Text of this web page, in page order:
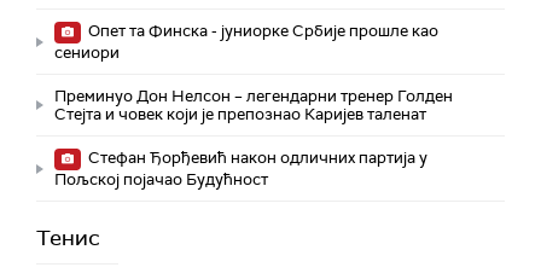
Опет та Финска - јуниорке Србије прошле као
сениори
Преминуо Дон Нелсон – легендарни тренер Голден
Стејта и човек који је препознао Каријев таленат
Стефан Ђорђевић након одличних партија у
Пољској појачао Будућност
Тенис